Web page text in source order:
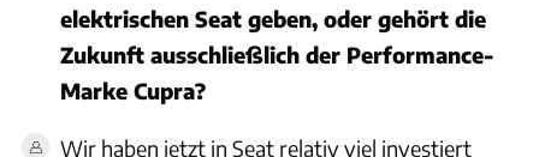
elektrischen Seat geben, oder gehört die
Zukunft ausschließlich der Performance-
Marke Cupra?
Wir haben jetzt in Seat relativ viel investiert